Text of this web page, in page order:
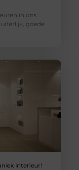
in ons
goede
interieur!